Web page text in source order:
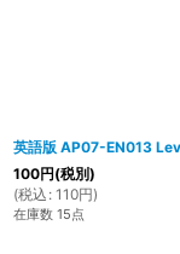
英語版 AP07-EN013
100円(税別)
(税込 : 110円)
在庫数 15点